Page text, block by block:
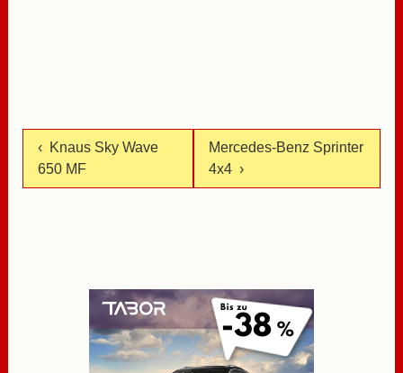
‹ Knaus Sky Wave
650 MF
Mercedes-Benz Sprinter
4x4 ›